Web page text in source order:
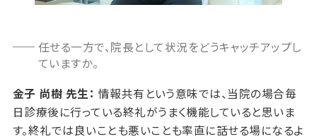
任せる一方で、院長として状況をどうキャッチアップし
ていますか。
金子 尚樹 先生： 情報共有という意味では、当院の場合毎
日診療後に行っている終礼がうまく機能していると思いま
す。終礼では良いことも悪いことも率直に話せる場になるよ